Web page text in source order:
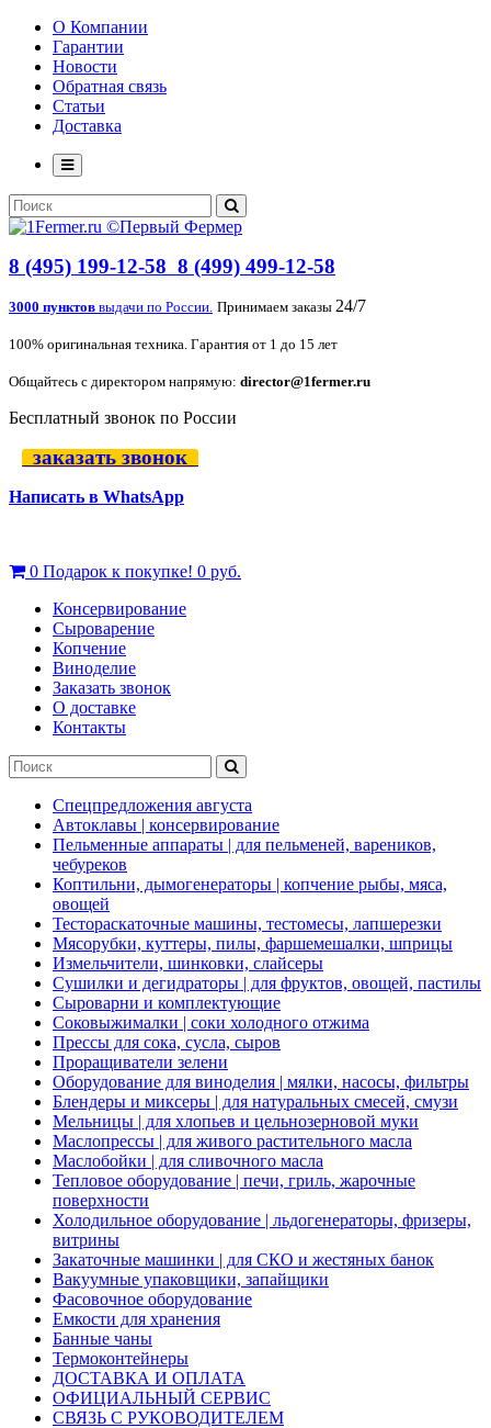
О Компании
Гарантии
Новости
Обратная связь
Статьи
Доставка
8 (495) 199-12-58 8 (499) 499-12-58
3000 пунктов выдачи по России. Принимаем заказы 24/7
100% оригинальная техника. Гарантия от 1 до 15 лет
Общайтесь с директором напрямую: director@1fermer.ru
Бесплатный звонок по России
заказать звонок
Написать в WhatsApp
0 Подарок к покупке! 0 руб.
Консервирование
Сыроварение
Копчение
Виноделие
Заказать звонок
О доставке
Контакты
Спецпредложения августа
Автоклавы | консервирование
Пельменные аппараты | для пельменей, вареников,
чебуреков
Коптильни, дымогенераторы | копчение рыбы, мяса,
овощей
Тестораскаточные машины, тестомесы, лапшерезки
Мясорубки, куттеры, пилы, фаршемешалки, шприцы
Измельчители, шинковки, слайсеры
Сушилки и дегидраторы | для фруктов, овощей, пастилы
Сыроварни и комплектующие
Соковыжималки | соки холодного отжима
Прессы для сока, сусла, сыров
Проращиватели зелени
Оборудование для виноделия | мялки, насосы, фильтры
Блендеры и миксеры | для натуральных смесей, смузи
Мельницы | для хлопьев и цельнозерновой муки
Маслопрессы | для живого растительного масла
Маслобойки | для сливочного масла
Тепловое оборудование | печи, гриль, жарочные
поверхности
Холодильное оборудование | льдогенераторы, фризеры,
витрины
Закаточные машинки | для СКО и жестяных банок
Вакуумные упаковщики, запайщики
Фасовочное оборудование
Емкости для хранения
Банные чаны
Термоконтейнеры
ДОСТАВКА И ОПЛАТА
ОФИЦИАЛЬНЫЙ СЕРВИС
СВЯЗЬ С РУКОВОДИТЕЛЕМ